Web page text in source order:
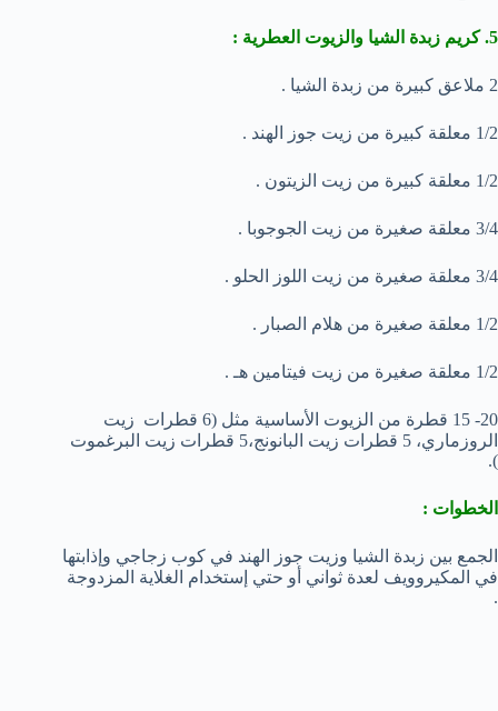
5. كريم زبدة الشيا والزيوت العطرية :
2 ملاعق كبيرة من زبدة الشيا .
1/2 معلقة كبيرة من زيت جوز الهند .
1/2 معلقة كبيرة من زيت الزيتون .
3/4 معلقة صغيرة من زيت الجوجوبا .
3/4 معلقة صغيرة من زيت اللوز الحلو .
1/2 معلقة صغيرة من هلام الصبار .
1/2 معلقة صغيرة من زيت فيتامين هـ .
20- 15 قطرة من الزيوت الأساسية مثل (6 قطرات زيت
الروزماري، 5 قطرات زيت البانونج،5 قطرات زيت البرغموت
).
الخطوات :
الجمع بين زبدة الشيا وزيت جوز الهند في كوب زجاجي وإذابتها
في المكيروويف لعدة ثواني أو حتي إستخدام الغلاية المزدوجة
.